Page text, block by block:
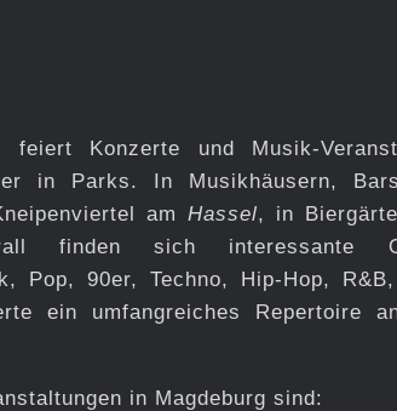
feiert Konzerte und Musik-
in Parks. In Musikhäusern,
amHassel, in
finden sich interessante
Pop, 90er, Techno, Hip-Hop,
ein umfangreiches Repertoire
in Magdeburg sind: